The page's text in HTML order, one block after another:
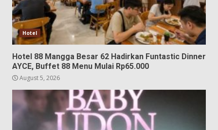
Hotel
Hotel 88 Mangga Besar 62 Hadirkan Funtastic Dinner
AYCE, Buffet 88 Menu Mulai Rp65.000
August 5, 2026